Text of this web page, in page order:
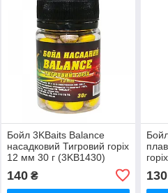
Бойл 3KBaits Balance
насадковий Тигровий горіх
12 мм 30 г (3KB1430)
140₴ 130